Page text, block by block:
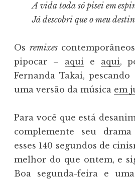
A vida toda só pisei em
Já descobri que o meu
Osremixes
pipocar – aquie aqui,
Fernanda Takai, pescando
uma versão da música em
Para você que está
complemente seu
esses 140 segundos de
melhor do que ontem, e
Boa segunda-feira e